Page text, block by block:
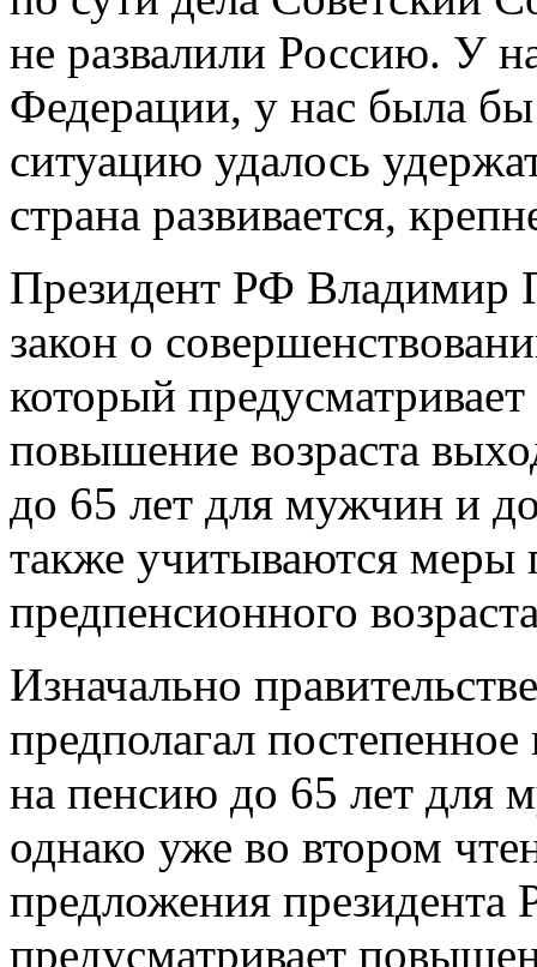
не развалили Россию. У
Федерации, у нас была
ситуацию удалось
страна развивается,
Президент РФ Владимир
закон о
который
повышение возраста
до 65 лет для мужчин и
также учитываются меры
предпенсионного
Изначально
предполагал
на пенсию до 65 лет для
однако уже во втором
предложения президента
предусматривает